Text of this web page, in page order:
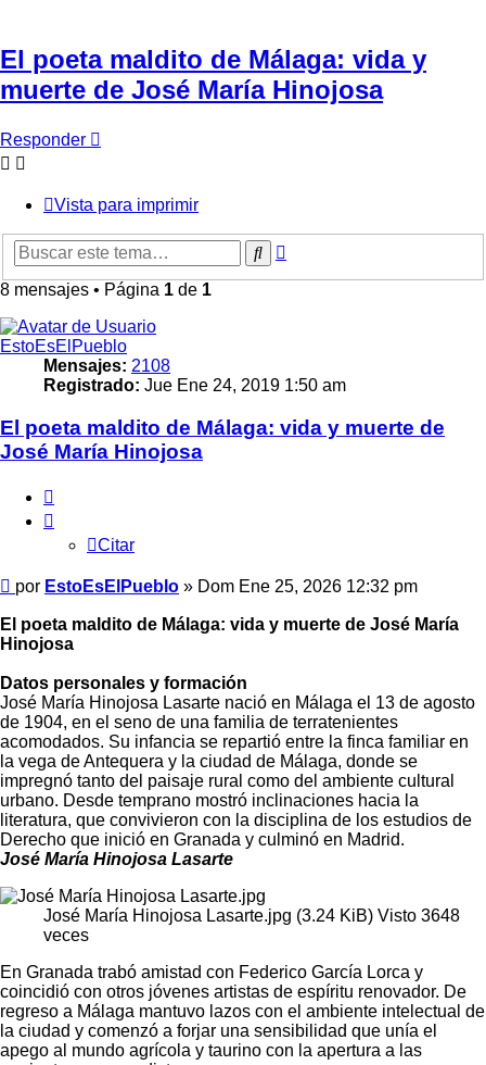
El poeta maldito de Málaga: vida y
muerte de José María Hinojosa
Responder
Vista para imprimir
Buscar
8 mensajes • Página 1 de 1
EstoEsElPueblo
Mensajes: 2108
Registrado: Jue Ene 24, 2019 1:50 am
El poeta maldito de Málaga: vida y muerte de
José María Hinojosa
Citar
Mensaje
por EstoEsElPueblo » Dom Ene 25, 2026 12:32 pm
El poeta maldito de Málaga: vida y muerte de José María
Hinojosa
Datos personales y formación
José María Hinojosa Lasarte nació en Málaga el 13 de agosto
de 1904, en el seno de una familia de terratenientes
acomodados. Su infancia se repartió entre la finca familiar en
la vega de Antequera y la ciudad de Málaga, donde se
impregnó tanto del paisaje rural como del ambiente cultural
urbano. Desde temprano mostró inclinaciones hacia la
literatura, que convivieron con la disciplina de los estudios de
Derecho que inició en Granada y culminó en Madrid.
José María Hinojosa Lasarte
José María Hinojosa Lasarte.jpg (3.24 KiB) Visto 3648
veces
En Granada trabó amistad con Federico García Lorca y
coincidió con otros jóvenes artistas de espíritu renovador. De
regreso a Málaga mantuvo lazos con el ambiente intelectual de
la ciudad y comenzó a forjar una sensibilidad que unía el
apego al mundo agrícola y taurino con la apertura a las